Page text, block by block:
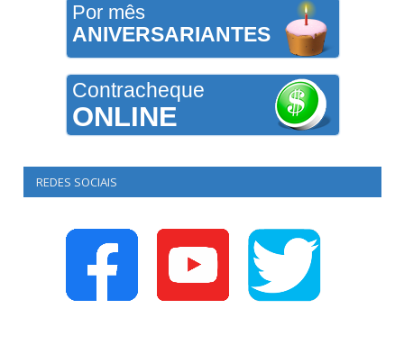
Por mês
ANIVERSARIANTES
Contracheque
ONLINE
REDES SOCIAIS